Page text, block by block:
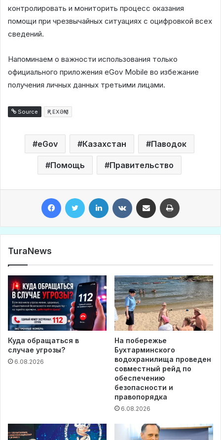
контролировать и мониторить процесс оказания
помощи при чрезвычайных ситуациях с оцифровкой всех
сведений.
Напоминаем о важности использования только
официального приложения eGov Mobile во избежание
получения личных данных третьими лицами.
Source ҚР ЕХӘҚМ
eGov Казахстан Паводок
Помощь Правительство
TuraNews
Куда обращаться в
случае угрозы?
6.08.2026
На побережье
Бухтарминского
водохранилища проведен
совместный рейд по
обеспечению
безопасности и
правопорядка
6.08.2026